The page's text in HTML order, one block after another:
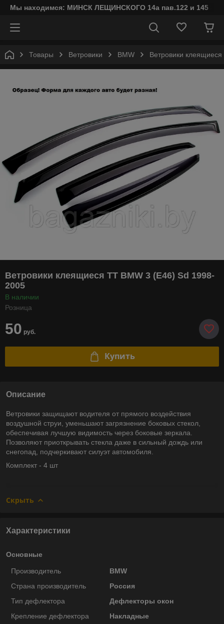
Мы находимся: МИНСК ЛЕЩИНСКОГО 14а пав.122 и 145
Товары Ветровики BMW Ветровики
Ветровики клеящиеся TT BMW 3 (E46) Sd 1998-
2005
В наличии
Розница
50 руб.
Купить
Описание
Ветровики защищают водителя от прямого воздействия
воздушной струи, уменьшают загрязнение боковых стекол,
обеспечивая лучшую видимость через боковые зеркала.
Позволяют приоткрывать стекла даже в сильный дождь или
снегопад, подчеркивают силуэт автомобиля.
Комплект - 4 шт
Скрыть
Характеристики
Основные
Производитель
BMW
Страна производитель
Россия
Тип дефлектора
Дефлекторы окон
Крепление дефлектора
Накладные